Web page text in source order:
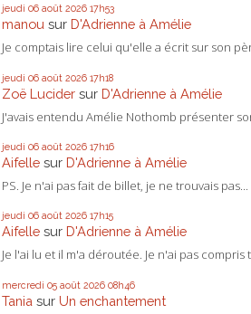
jeudi 06 août 2026 17h53
manou sur D'Adrienne à Amélie
Je comptais lire celui qu'elle a écrit sur son
jeudi 06 août 2026 17h18
Zoë Lucider sur D'Adrienne à Amélie
J'avais entendu Amélie Nothomb présenter
jeudi 06 août 2026 17h16
Aifelle sur D'Adrienne à Amélie
PS. Je n'ai pas fait de billet, je ne trouvais pas...
jeudi 06 août 2026 17h15
Aifelle sur D'Adrienne à Amélie
Je l'ai lu et il m'a déroutée. Je n'ai pas compris
mercredi 05 août 2026 08h46
Tania sur Un enchantement